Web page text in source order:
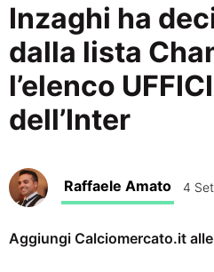
Inzaghi ha
dalla lista
l’elenco
dell’Inter
Raffaele Amato 4
Aggiungi Calciomercato.it